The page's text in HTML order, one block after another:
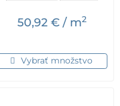
50,92 €/ m2
Vybrať množstvo